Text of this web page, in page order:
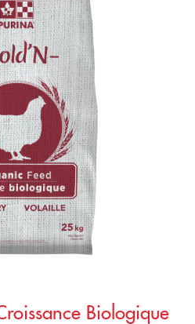
Biologique